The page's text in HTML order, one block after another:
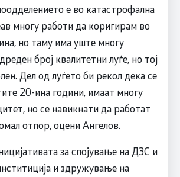
е во катастрофална
многу работи да коригирам во
но таму има уште многу
број квалитетни луѓе, но тој
Дел од луѓето би рекол дека се
20-ина години, имаат многу
но се навикнати да работат
отпор, оцени Ангелов.
за спојување на ДЗС и
и здружување на